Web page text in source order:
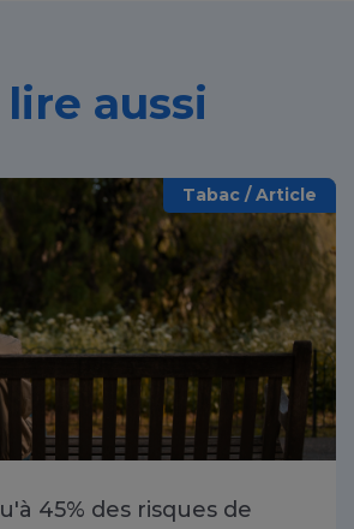
aussi
Tabac / Article
45% des risques de